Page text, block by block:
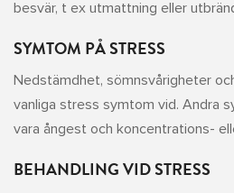
besvär, t ex utmattning eller
SYMTOM PÅ STRESS
Nedstämdhet, sömnsvårigheter
vanliga stress symtom vid. Andra
vara ångest och koncentrations-
BEHANDLING VID STRESS